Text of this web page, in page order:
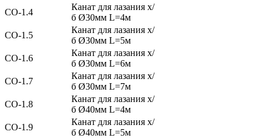
СО-1.4
Канат для лазания х/
б Ø30мм L=4м
СО-1.5
Канат для лазания х/
б Ø30мм L=5м
СО-1.6
Канат для лазания х/
б Ø30мм L=6м
СО-1.7
Канат для лазания х/
б Ø30мм L=7м
СО-1.8
Канат для лазания х/
б Ø40мм L=4м
СО-1.9
Канат для лазания х/
б Ø40мм L=5м